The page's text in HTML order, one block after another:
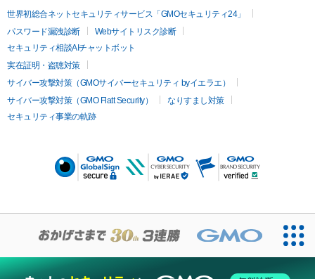
世界初総合ネットセキュリティサービス「GMOセキュリティ24」
パスワード漏洩診断
Webサイトリスク診断
セキュリティ相談AIチャットボット
実在証明・盗聴対策
サイバー攻撃対策（GMOサイバーセキュリティ byイエラエ）
サイバー攻撃対策（GMO Flatt Security）
なりすまし対策
セキュリティ事業の軌跡